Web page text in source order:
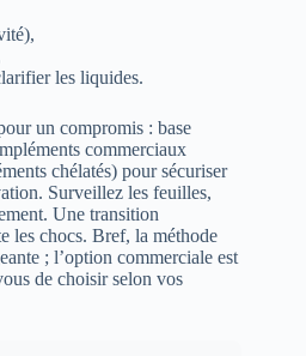
les liquides.
un compromis : base
commerciaux
chélatés) pour sécuriser
Surveillez les feuilles,
Une transition
les chocs. Bref, la méthode
; l’option commerciale est
de choisir selon vos